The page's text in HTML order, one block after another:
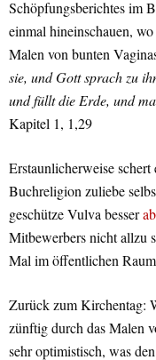
Schöpfungsberichtes im
einmal hineinschauen,
Malen von bunten
sie, und Gott sprach zu
und füllt die Erde, und
Kapitel 1, 1,29
Erstaunlicherweise
Buchreligion zuliebe
geschütze Vulva besser
Mitbewerbers nicht allzu
Mal im öffentlichen
Zurück zum Kirchentag:
zünftig durch das Malen
sehr optimistisch, was